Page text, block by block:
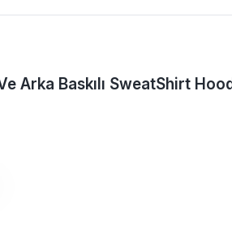
Arka Baskılı SweatShirt